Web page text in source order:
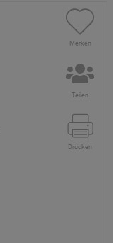
Merken
Teilen
Drucken